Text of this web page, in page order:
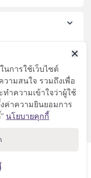
นการใช้เว็บไซต์
ามสนใจ รวมถึงเพื่อ
ทำความเข้าใจว่าผู้ใช้
ค่าความยินยอมการ
นโยบายคุกกี้